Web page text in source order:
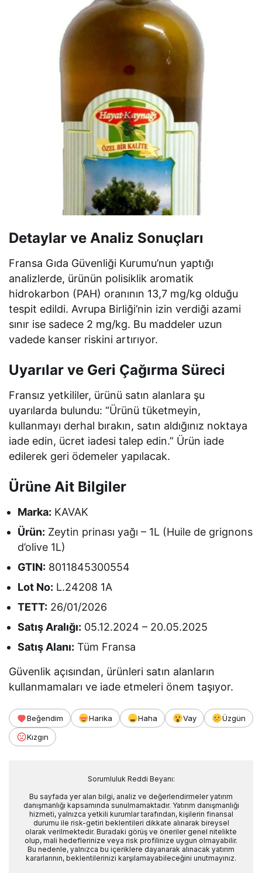
Detaylar ve Analiz Sonuçları
Fransa Gıda Güvenliği Kurumu’nun yaptığı
analizlerde, ürünün polisiklik aromatik
hidrokarbon (PAH) oranının 13,7 mg/kg olduğu
tespit edildi. Avrupa Birliği’nin izin verdiği azami
sınır ise sadece 2 mg/kg. Bu maddeler uzun
vadede kanser riskini artırıyor.
Uyarılar ve Geri Çağırma Süreci
Fransız yetkililer, ürünü satın alanlara şu
uyarılarda bulundu: “Ürünü tüketmeyin,
kullanmayı derhal bırakın, satın aldığınız noktaya
iade edin, ücret iadesi talep edin.” Ürün iade
edilerek geri ödemeler yapılacak.
Ürüne Ait Bilgiler
Marka: KAVAK
Ürün: Zeytin prinası yağı – 1L (Huile de grignons
d’olive 1L)
GTIN: 8011845300554
Lot No: L.24208 1A
TETT: 26/01/2026
Satış Aralığı: 05.12.2024 – 20.05.2025
Satış Alanı: Tüm Fransa
Güvenlik açısından, ürünleri satın alanların
kullanmamaları ve iade etmeleri önem taşıyor.
Beğendim Harika Haha Vay
Üzgün
Kızgın
Sorumluluk Reddi Beyanı:
Bu sayfada yer alan bilgi, analiz ve değerlendirmeler yatırım
danışmanlığı kapsamında sunulmamaktadır. Yatırım danışmanlığı
hizmeti, yalnızca yetkili kurumlar tarafından, kişilerin finansal
durumu ile risk-getiri beklentileri dikkate alınarak bireysel
olarak verilmektedir. Buradaki görüş ve öneriler genel nitelikte
olup, mali hedeflerinize veya risk profilinize uygun olmayabilir.
Bu nedenle, yalnızca bu içeriklere dayanarak alınacak yatırım
kararlarının, beklentilerinizi karşılamayabileceğini unutmayınız.